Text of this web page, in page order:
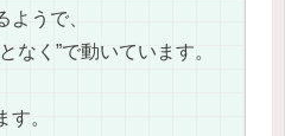
ようで、
なく”で動いています。
。